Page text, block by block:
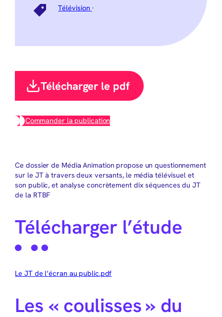
Télévision ·
Télécharger le pdf
Commander la publication
Ce dossier de Média Animation propose un questionnement
sur le JT à travers deux versants, le média télévisuel et
son public, et analyse concrètement dix séquences du JT
de la RTBF
Télécharger l’étude
Le JT de l’écran au public.pdf
Les « coulisses » du